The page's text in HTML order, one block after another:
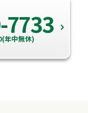
7733
年中無休)